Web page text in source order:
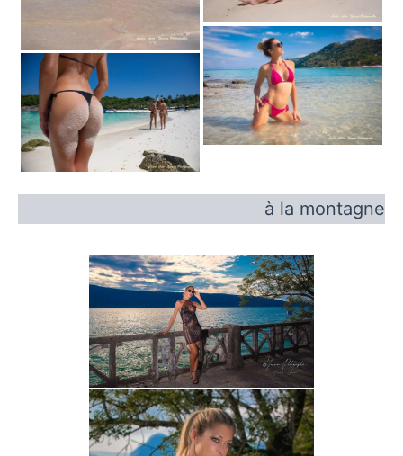
à la montagne